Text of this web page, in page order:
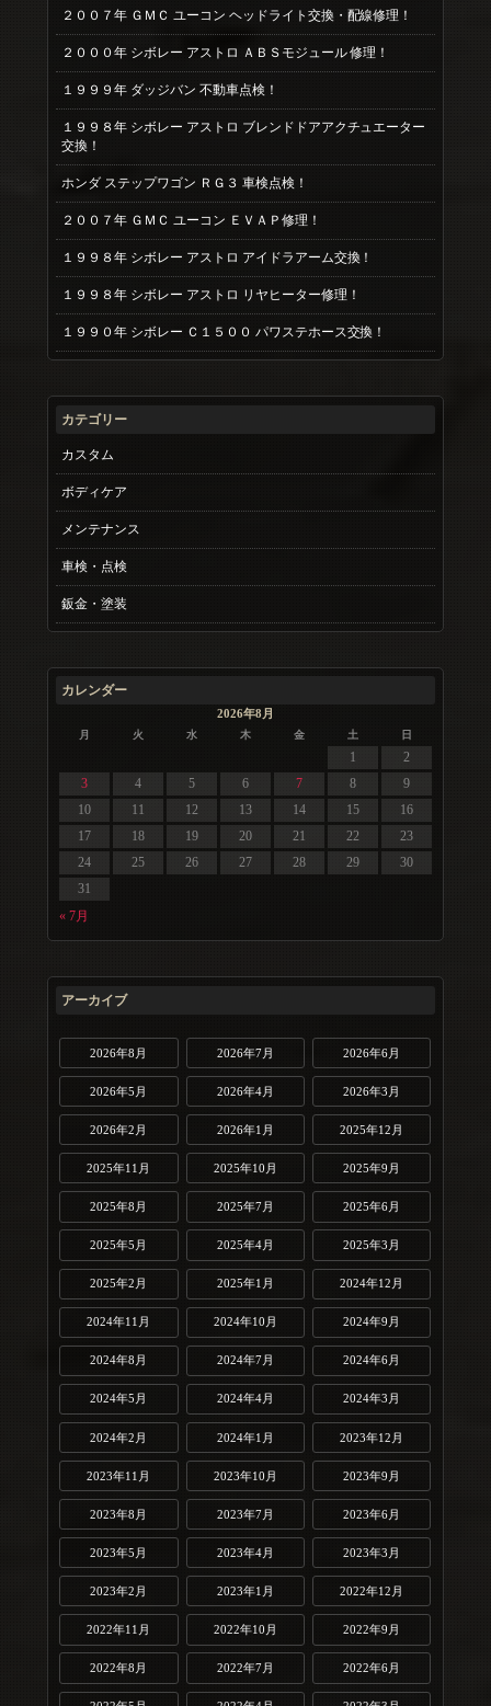
２００７年 ＧＭＣ ユーコン ヘッドライト交換・配線修理！
２０００年 シボレー アストロ ＡＢＳモジュール 修理！
１９９９年 ダッジバン 不動車点検！
１９９８年 シボレー アストロ ブレンドドアアクチュエーター
交換！
ホンダ ステップワゴン ＲＧ３ 車検点検！
２００７年 ＧＭＣ ユーコン ＥＶＡＰ修理！
１９９８年 シボレー アストロ アイドラアーム交換！
１９９８年 シボレー アストロ リヤヒーター修理！
１９９０年 シボレー Ｃ１５００ パワステホース交換！
カテゴリー
カスタム
ボディケア
メンテナンス
車検・点検
鈑金・塗装
カレンダー
2026年8月
月 火 水 木 金 土 日
« 7月
1
2
3
4 5 6 7 8
9
10
11 12 13 14 15
16
17
18 19 20 21 22
23
24
25 26 27 28 29
30
31
アーカイブ
2026年8月 2026年7月 2026年6月
2026年5月 2026年4月 2026年3月
2026年2月 2026年1月 2025年12月
2025年11月 2025年10月 2025年9月
2025年8月 2025年7月 2025年6月
2025年5月 2025年4月 2025年3月
2025年2月 2025年1月 2024年12月
2024年11月 2024年10月 2024年9月
2024年8月 2024年7月 2024年6月
2024年5月 2024年4月 2024年3月
2024年2月 2024年1月 2023年12月
2023年11月 2023年10月 2023年9月
2023年8月 2023年7月 2023年6月
2023年5月 2023年4月 2023年3月
2023年2月 2023年1月 2022年12月
2022年11月 2022年10月 2022年9月
2022年8月 2022年7月 2022年6月